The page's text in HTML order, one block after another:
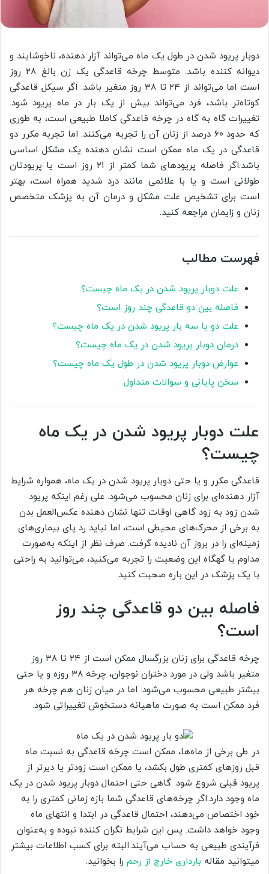
دوبار پریود شدن در طول یک ماه می‌تواند آزار دهنده، ناخوشایند و
دیوانه کننده باشد. متوسط چرخه قاعدگی یک زن بالغ ۲۸ روز
است اما می‌تواند از ۲۴ تا ۳۸ روز متغیر باشد. اگر سیکل قاعدگی
کوتاه‌تر باشد، فرد می‌تواند بیش از یک بار در ماه پریود شود.
تغییرات گاه به گاه در چرخه قاعدگی کاملا طبیعی است، به طوری
که حدود ۶۰ درصد از زنان آن را تجربه می‌کنند. اما تجربه مکرر دو
قاعدگی در یک ماه ممکن است نشان دهنده یک مشکل اساسی
باشد.اگر فاصله پریودهای شما کمتر از ۲۱ روز است یا پریودتان
طولانی است و یا با علائمی مانند درد شدید همراه است، بهتر
است برای تشخیص علت مشکل و درمان آن به پزشک متخصص
زنان و زایمان مراجعه کنید.
فهرست مطالب
علت دوبار پریود شدن در یک ماه چیست؟
فاصله بین دو قاعدگی چند روز است؟
علت دو یا سه بار پریود شدن در یک ماه چیست؟
درمان دوبار پریود شدن در یک ماه چیست؟
عوارض دوبار پریود شدن در طول یک ماه چیست؟
سخن پایانی و سوالات متداول
علت دوبار پریود شدن در یک ماه
چیست؟
قاعدگی مکرر و یا حتی دوبار پریود شدن در یک ماه، همواره شرایط
آزار دهنده‌ای برای زنان محسوب می‌شود. علی رغم اینکه پریود
شدن زود به زود گاهی اوقات تنها نشان دهنده عکس‌العمل بدن
به برخی از محرک‌های محیطی است، اما نباید رد پای بیماری‌های
زمینه‌ای را در بروز آن نادیده گرفت. صرف نظر از اینکه به‌صورت
مداوم یا گهگاه این وضعیت را تجربه می‌کنید، می‌توانید به راحتی
با یک پزشک در این باره صحبت کنید.
فاصله بین دو قاعدگی چند روز
است؟
چرخه قاعدگی برای زنان بزرگسال ممکن است از ۲۴ تا ۳۸ روز
متغیر باشد ولی در مورد دختران نوجوان، چرخه ۳۸ روزه و یا حتی
بیشتر طبیعی محسوب می‌شود. اما در میان زنان هم چرخه هر
فرد ممکن است به صورت ماهیانه دستخوش تغییراتی شود.
در طی برخی از ماه‌ها، ممکن است چرخه قاعدگی به نسبت ماه
قبل روزهای کمتری طول بکشد، یا ممکن است زودتر یا دیرتر از
پریود قبلی شروع شود. گاهی حتی احتمال دوبار پریود شدن در یک
ماه وجود دارد.اگر چرخه‌های قاعدگی شما بازه زمانی کمتری را به
خود اختصاص می‌دهند، احتمال قاعدگی در ابتدا و انتهای ماه
وجود خواهد داشت. پس این شرایط نگران کننده نبوده و به‌عنوان
فرآیندی طبیعی به حساب می‌آیند.البته برای کسب اطلاعات بیشتر
میتوانید مقاله بارداری خارج از رحم را بخوانید.